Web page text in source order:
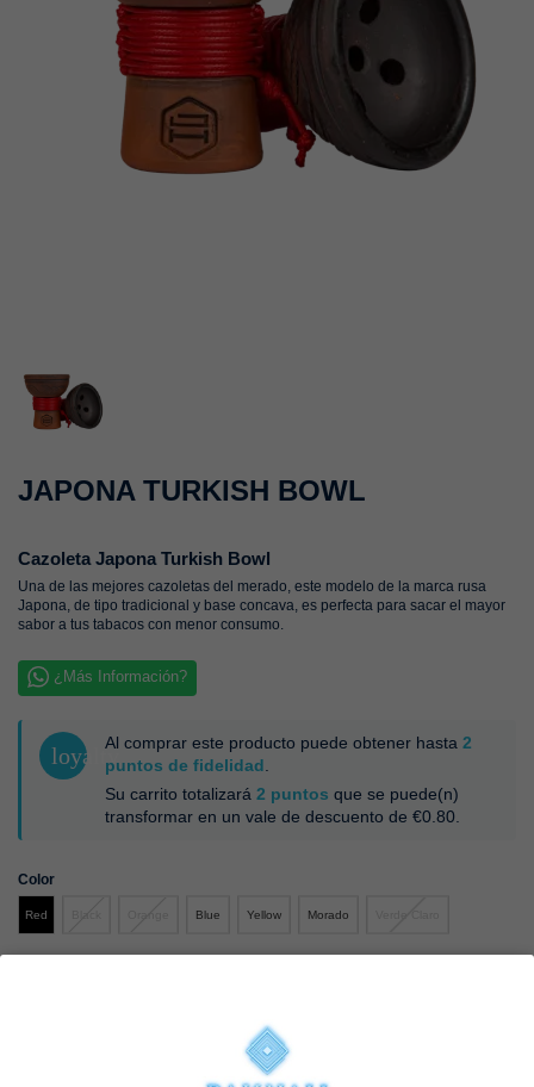
JAPONA TURKISH BOWL
Cazoleta Japona Turkish Bowl
Una de las mejores cazoletas del merado, este modelo de la marca rusa
Japona, de tipo tradicional y base concava, es perfecta para sacar el mayor
sabor a tus tabacos con menor consumo.
¿Más Información?
loyaltyAl comprar este producto puede obtener hasta 2
puntos de fidelidad
Su carrito totalizará 2 puntos que se puede(n)
transformar en un vale de descuento de €0.80
Color
Red Blue Yellow Morado